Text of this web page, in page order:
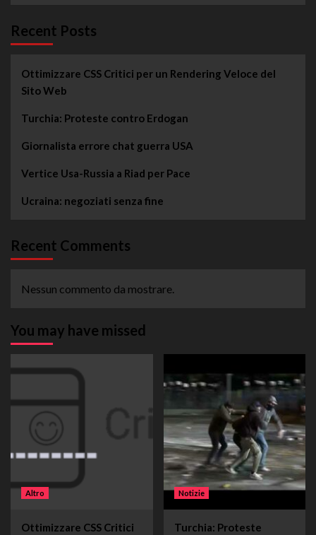
Recent Posts
Ottimizzare CSS Critici per un Rendering Veloce del
Sito Web
Turchia: Proteste contro Erdogan
Giornalista errore chat guerra USA
Vertice Usa-Russia a Riad per Pace
Ucraina: negoziati senza fine
Recent Comments
Nessun commento da mostrare.
You may have missed
Altro
Ottimizzare CSS Critici
Notizie
Turchia: Proteste